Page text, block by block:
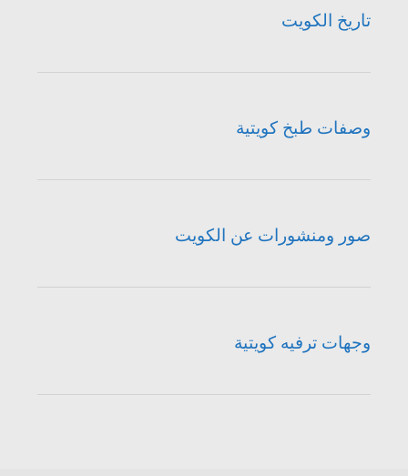
تاريخ الكويت
وصفات طبخ كويتية
صور ومنشورات عن الكويت
وجهات ترفيه كويتية